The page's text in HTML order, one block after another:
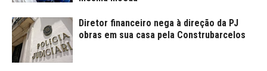
Diretor financeiro nega à direção da PJ
obras em sua casa pela Construbarcelos